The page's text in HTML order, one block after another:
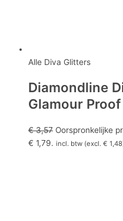
Alle Diva Glitters
Diamondline
Glamour Proof
€3,57 Oorspronkelijke
€ 1,79. incl. btw (excl. € 1,48